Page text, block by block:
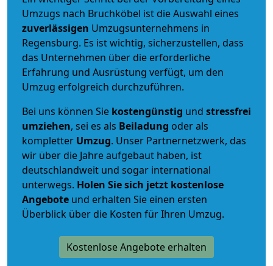
Umzugs nach Bruchköbel ist die Auswahl eines
zuverlässigen Umzugsunternehmens in
Regensburg. Es ist wichtig, sicherzustellen, dass
das Unternehmen über die erforderliche
Erfahrung und Ausrüstung verfügt, um den
Umzug erfolgreich durchzuführen.
Bei uns können Sie kostengünstig und stressfrei
umziehen, sei es als Beiladung oder als
kompletter Umzug. Unser Partnernetzwerk, das
wir über die Jahre aufgebaut haben, ist
deutschlandweit und sogar international
unterwegs. Holen Sie sich jetzt kostenlose
Angebote und erhalten Sie einen ersten
Überblick über die Kosten für Ihren Umzug.
Kostenlose Angebote erhalten